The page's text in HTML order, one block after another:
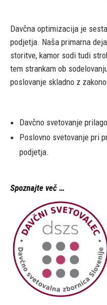
Davčna optimizacija je
podjetja. Naša primarna
storitve, kamor sodi tudi
tem strankam ob
poslovanje skladno z
Davčno svetovanje
Poslovno svetovanje pri
podjetja.
Spoznajte več …